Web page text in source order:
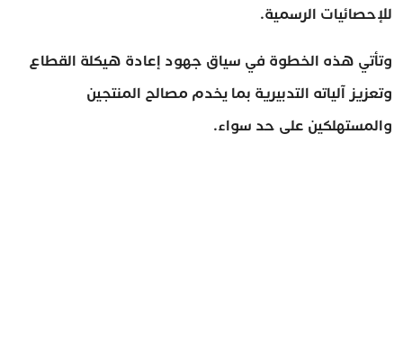
للإحصائيات الرسمية.
وتأتي هذه الخطوة في سياق جهود إعادة هيكلة القطاع
وتعزيز آلياته التدبيرية بما يخدم مصالح المنتجين
والمستهلكين على حد سواء.